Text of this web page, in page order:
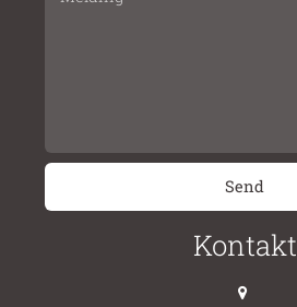
Kontakt